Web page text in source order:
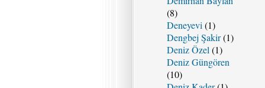
(8)
Deneyevi (1)
Dengbej Şakir(1)
Deniz Özel (1)
Deniz Güngören
(10)